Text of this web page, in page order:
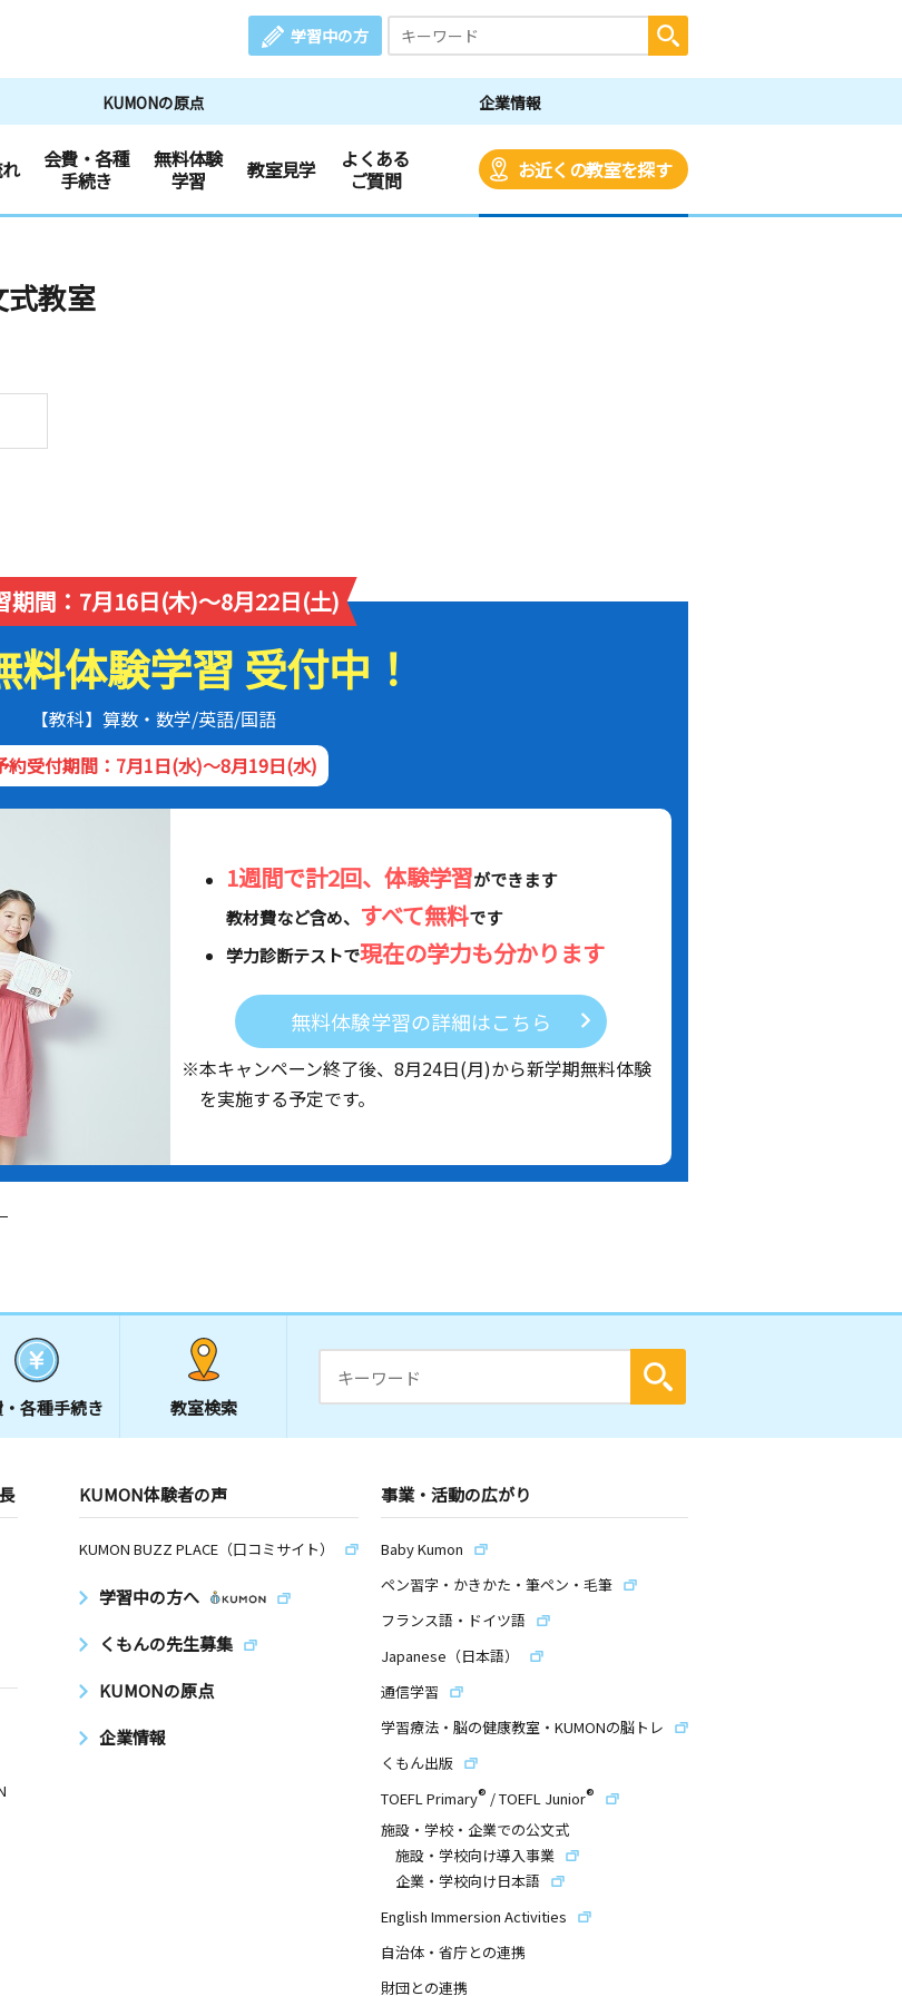
学習中の方
KUMONの原点 企業情報
会費・各種
手続き
無料体験
学習
教室見学
よくある
ご質問
お近くの教室を探す
式教室
期間：7月16日(木)～8月22日(土)
料体験学習 受付中！
【教科】算数・数学/英語/国語
約受付期間：7月1日(水)～8月19日(水)
1週間で計2回、体験学習ができます
教材費など含め、 すべて無料です
学力診断テストで現在の学力も分かります
無料体験学習の詳細はこちら
※本キャンペーン終了後、 8月24日(月)から新学期無料体験
を実施する予定です。
各種手続き 教室検索
KUMON体験者の声
KUMON BUZZ PLACE（口コミサイト）
学習中の方へ
くもんの先生募集
KUMONの原点
企業情報
事業・活動の広がり
Baby Kumon
ペン習字・かきかた・筆ペン・毛筆
フランス語・ドイツ語
Japanese（日本語）
通信学習
学習療法・脳の健康教室・KUMONの脳トレ
くもん出版
TOEFL Primary® /TOEFL Junior®
施設・学校・企業での公文式
施設・学校向け導入事業
企業・学校向け日本語
English Immersion Activities
自治体・省庁との連携
財団との連携